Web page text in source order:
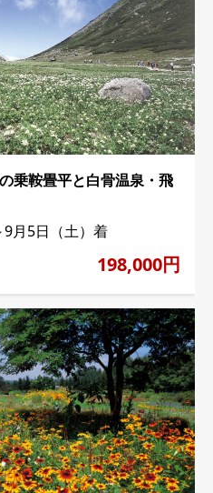
乗鞍畳平と白骨温泉・飛
月5日（土）着
198,000円